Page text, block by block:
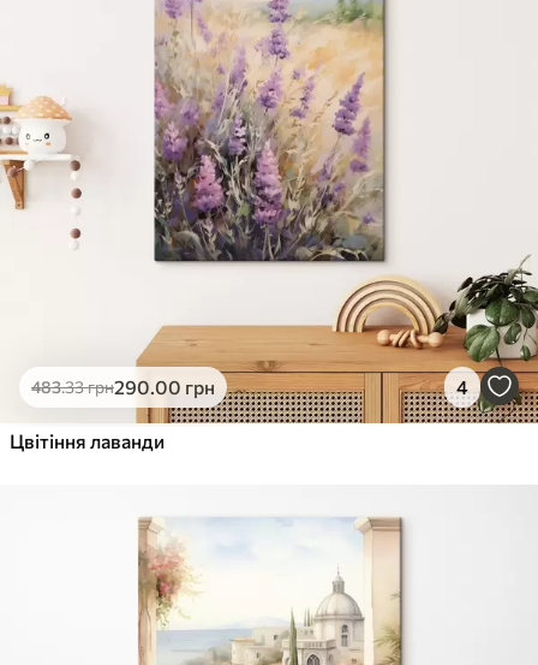
483.33грн290.00 грн 4
Цвітіння лаванди